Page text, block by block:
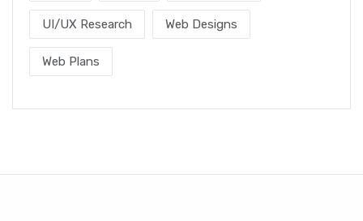
UI/UX Research Web Designs
Web Plans